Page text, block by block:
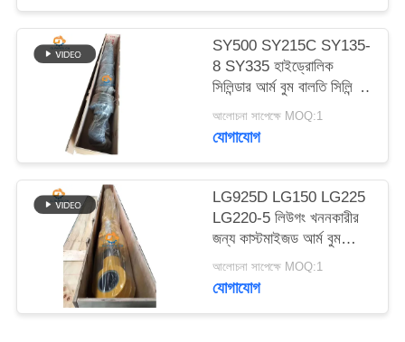
গোপনীয়তা
নীতি
SY500 SY215C SY135-
8 SY335 হাইড্রোলিক
সিলিন্ডার আর্ম বুম বালতি সিলিন্ডার
খননকারীর উপর
আলোচনা সাপেক্ষে MOQ:1
যোগাযোগ
LG925D LG150 LG225
LG220-5 লিউগং খননকারীর
জন্য কাস্টমাইজড আর্ম বুম
বালতি হাইড্রোলিক সিলিন্ডার
আলোচনা সাপেক্ষে MOQ:1
যোগাযোগ